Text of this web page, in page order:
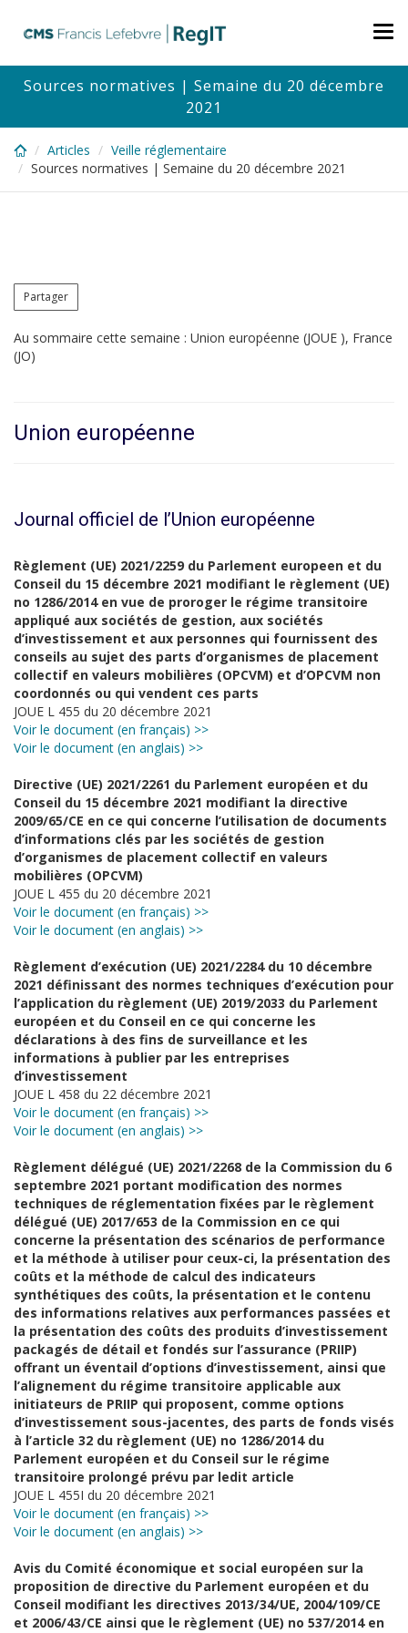
content
Sources normatives | Semaine du 20 décembre
2021
Articles
Veille réglementaire
Sources normatives | Semaine du 20 décembre 2021
Partager
Au sommaire cette semaine : Union européenne (JOUE ), France
(JO)
Union européenne
Journal officiel de l’Union européenne
Règlement (UE) 2021/2259 du Parlement europeen et du
Conseil du 15 décembre 2021 modifiant le règlement (UE)
no 1286/2014 en vue de proroger le régime transitoire
appliqué aux sociétés de gestion, aux sociétés
d’investissement et aux personnes qui fournissent des
conseils au sujet des parts d’organismes de placement
collectif en valeurs mobilières (OPCVM) et d’OPCVM non
coordonnés ou qui vendent ces parts
JOUE L 455 du 20 décembre 2021
Voir le document (en français) >>
Voir le document (en anglais) >>
Directive (UE) 2021/2261 du Parlement européen et du
Conseil du 15 décembre 2021 modifiant la directive
2009/65/CE en ce qui concerne l’utilisation de documents
d’informations clés par les sociétés de gestion
d’organismes de placement collectif en valeurs
mobilières (OPCVM)
JOUE L 455 du 20 décembre 2021
Voir le document (en français) >>
Voir le document (en anglais) >>
Règlement d’exécution (UE) 2021/2284 du 10 décembre
2021 définissant des normes techniques d’exécution pour
l’application du règlement (UE) 2019/2033 du Parlement
européen et du Conseil en ce qui concerne les
déclarations à des fins de surveillance et les
informations à publier par les entreprises
d’investissement
JOUE L 458 du 22 décembre 2021
Voir le document (en français) >>
Voir le document (en anglais) >>
Règlement délégué (UE) 2021/2268 de la Commission du 6
septembre 2021 portant modification des normes
techniques de réglementation fixées par le règlement
délégué (UE) 2017/653 de la Commission en ce qui
concerne la présentation des scénarios de performance
et la méthode à utiliser pour ceux-ci, la présentation des
coûts et la méthode de calcul des indicateurs
synthétiques des coûts, la présentation et le contenu
des informations relatives aux performances passées et
la présentation des coûts des produits d’investissement
packagés de détail et fondés sur l’assurance (PRIIP)
offrant un éventail d’options d’investissement, ainsi que
l’alignement du régime transitoire applicable aux
initiateurs de PRIIP qui proposent, comme options
d’investissement sous-jacentes, des parts de fonds visés
à l’article 32 du règlement (UE) no 1286/2014 du
Parlement européen et du Conseil sur le régime
transitoire prolongé prévu par ledit article
JOUE L 455I du 20 décembre 2021
Voir le document (en français) >>
Voir le document (en anglais) >>
Avis du Comité économique et social européen sur la
proposition de directive du Parlement européen et du
Conseil modifiant les directives 2013/34/UE, 2004/109/CE
et 2006/43/CE ainsi que le règlement (UE) no 537/2014 en